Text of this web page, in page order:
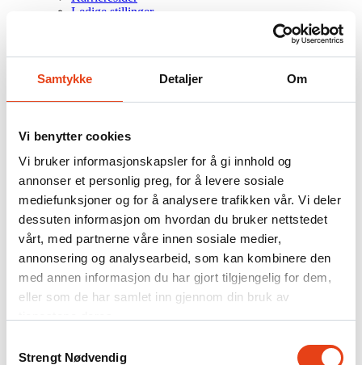
Samtykke Detaljer Om
Vi benytter cookies
Vi bruker informasjonskapsler for å gi innhold og
annonser et personlig preg, for å levere sosiale
mediefunksjoner og for å analysere trafikken vår. Vi deler
dessuten informasjon om hvordan du bruker nettstedet
vårt, med partnerne våre innen sosiale medier,
annonsering og analysearbeid, som kan kombinere den
med annen informasjon du har gjort tilgjengelig for dem,
eller som de har samlet inn gjennom din bruk av
Strengt Nødvendig
Ledige stillinger
Referanseprosjekter
FI
SE
Søk
Alta
For alle henvendelser (over hele Norge) står vårt Supportsenter klare
til å hjelpe deg:
Telefon:+47 22 72 20 20
Epost: support@firesafe.no
Adresse:Sorenskriverveien 9, 9513 Alta